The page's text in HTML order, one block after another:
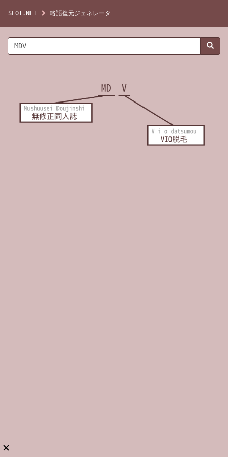
SEOI.NET 略語復元ジェネレータ